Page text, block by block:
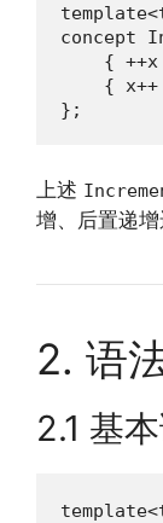
concept
{ ++x
{ x++
};
上述
增、后置递增
2. 语
2.1 基